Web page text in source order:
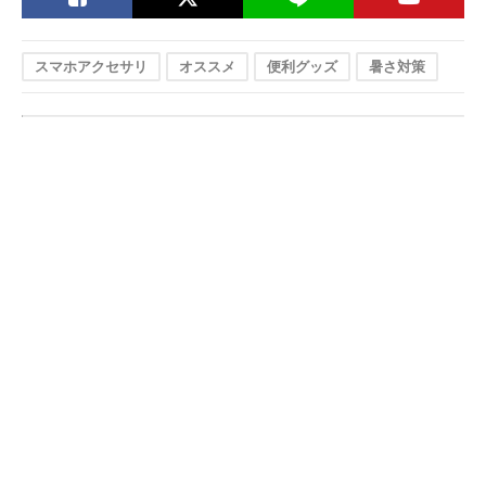
スマホアクセサリ オススメ 便利グッズ 暑さ対策